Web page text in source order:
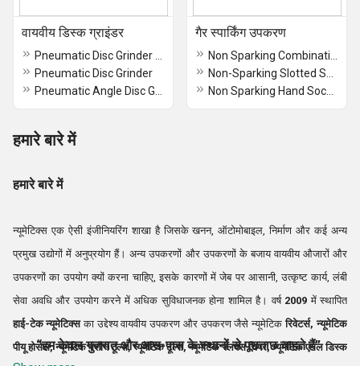
वायवीय डिस्क ग्राइंडर
Pneumatic Disc Grinder
गैर स्पार्किंग उपकरण
हमारे बारे में
हमारे बारे में
न्यूमेटिक्स एक ऐसी इंजीनियरिंग शाखा है जिसके खनन, ऑटोमोबाइल, निर्माण और कई अन्य
प्रमुख उद्योगों में अनुप्रयोग हैं। अन्य उपकरणों और उपकरणों के बजाय वायवीय औजारों और
उपकरणों का उपयोग क्यों करना चाहिए, इसके कारणों में जेब पर आसानी, उत्कृष्ट कार्य, लंबी
सेवा अवधि और उपयोग करने में अधिक सुविधाजनक होना शामिल है। वर्ष 2009 में स्थापित
हाई-टेक न्यूमेटिक्सका उद्देश्य वायवीय उपकरण और उपकरण जैसे न्यूमेटिकरिवेटर्स, न्यूमेटिक
पीयू होसेस, न्यूमेटिक मशीन टूल्स, न्यूमेटिक टूल्स, न्यूमेटिक फ्लक्स चिपर, न्यूमेटिक एंगल डिस्क
“हम केवल गुजरात और आस-पास के स्थानों से पूछताछ चाहते हैं”